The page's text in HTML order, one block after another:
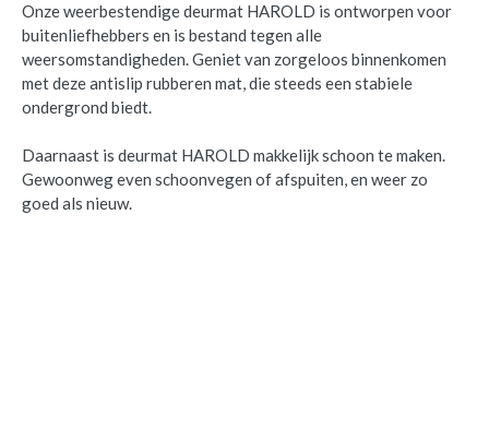
Onze weerbestendige deurmat HAROLD is ontworpen voor
buitenliefhebbers en is bestand tegen alle
weersomstandigheden. Geniet van zorgeloos binnenkomen
met deze antislip rubberen mat, die steeds een stabiele
ondergrond biedt.
Daarnaast is deurmat HAROLD makkelijk schoon te maken.
Gewoonweg even schoonvegen of afspuiten, en weer zo
goed als nieuw.